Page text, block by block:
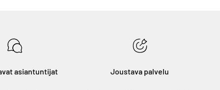
asiantuntijat Joustava palvelu